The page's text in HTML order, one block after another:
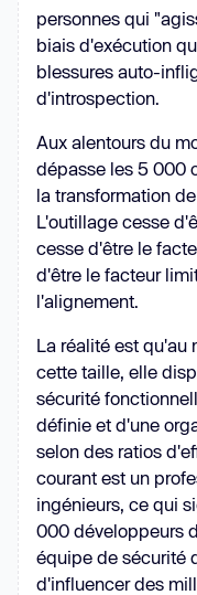
personnes qui
biais d'exécution
blessures auto-
d'introspection.
Aux alentours du
dépasse les 5 000
la transformation
L'outillage cesse
cesse d'être le
d'être le facteur
l'alignement.
La réalité est qu'au
cette taille, elle
sécurité
définie et d'une
selon des ratios
courant est un
ingénieurs, ce qui
000 développeurs
équipe de sécurité
d'influencer des